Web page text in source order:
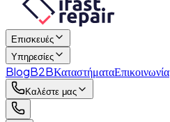
Επισκευές
Υπηρεσίες
BlogB2BΚαταστήματαΕπικοινωνία
Καλέστε μας